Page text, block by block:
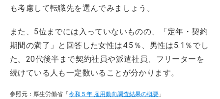
も考慮して転職先を選んでみましょう。
また、5位までには入っていないものの、「定年・契約
期間の満了」と回答した女性は4.5％、男性は5.1％でし
た。20代後半まで契約社員や派遣社員、フリーターを
続けている人も一定数いることが分かります。
参照元：厚生労働省「 令和５年 雇用動向調査結果の概要 」